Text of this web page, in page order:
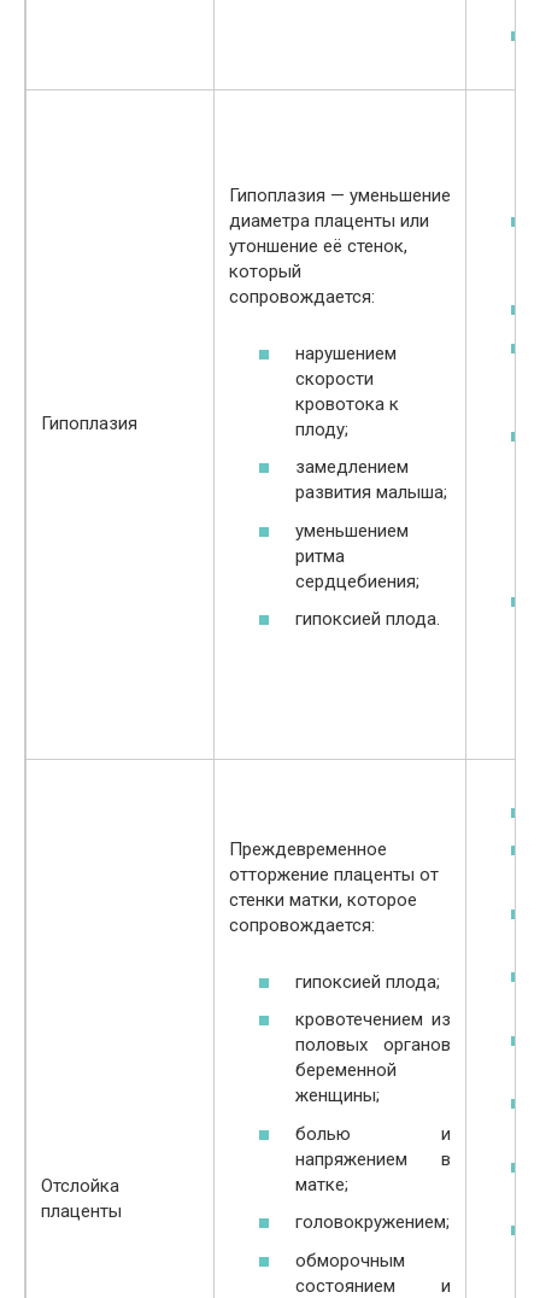
Гипоплазия
Гипоплазия — уменьшение
диаметра плаценты или
утоншение её стенок,
который
сопровождается:
нарушением
скорости
кровотока к
плоду;
замедлением
развития малыша;
уменьшением
ритма
сердцебиения;
гипоксией плода.
Отслойка
плаценты
Преждевременное
отторжение плаценты от
стенки матки, которое
сопровождается:
гипоксией плода;
кровотечением из
половых органов
беременной
женщины;
болью и
напряжением в
матке;
головокружением;
обморочным
состоянием и